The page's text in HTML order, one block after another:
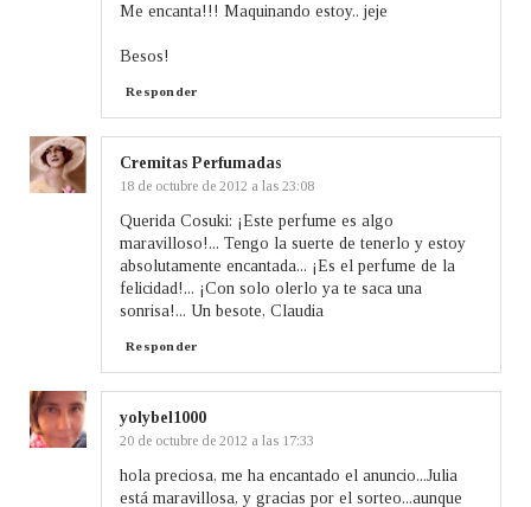
Me encanta!!! Maquinando estoy.. jeje
Besos!
Responder
Cremitas Perfumadas
18 de octubre de 2012 a las 23:08
Querida Cosuki: ¡Este perfume es algo
maravilloso!... Tengo la suerte de tenerlo y estoy
absolutamente encantada... ¡Es el perfume de la
felicidad!... ¡Con solo olerlo ya te saca una
sonrisa!... Un besote, Claudia
Responder
yolybel1000
20 de octubre de 2012 a las 17:33
hola preciosa, me ha encantado el anuncio...Julia
está maravillosa, y gracias por el sorteo...aunque